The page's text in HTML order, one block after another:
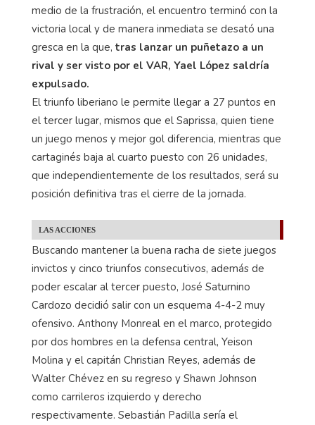
medio de la frustración, el encuentro terminó con la
victoria local y de manera inmediata se desató una
gresca en la que, tras lanzar un puñetazo a un
rival y ser visto por el VAR, Yael López saldría
expulsado.
El triunfo liberiano le permite llegar a 27 puntos en
el tercer lugar, mismos que el Saprissa, quien tiene
un juego menos y mejor gol diferencia, mientras que
cartaginés baja al cuarto puesto con 26 unidades,
que independientemente de los resultados, será su
posición definitiva tras el cierre de la jornada.
LAS ACCIONES
Buscando mantener la buena racha de siete juegos
invictos y cinco triunfos consecutivos, además de
poder escalar al tercer puesto, José Saturnino
Cardozo decidió salir con un esquema 4-4-2 muy
ofensivo. Anthony Monreal en el marco, protegido
por dos hombres en la defensa central, Yeison
Molina y el capitán Christian Reyes, además de
Walter Chévez en su regreso y Shawn Johnson
como carrileros izquierdo y derecho
respectivamente. Sebastián Padilla sería el